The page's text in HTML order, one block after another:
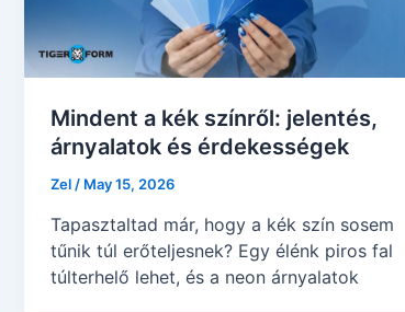
Mindent a kék színről: jelentés,
árnyalatok és érdekességek
Zel/ May 15, 2026
Tapasztaltad már, hogy a kék szín sosem
tűnik túl erőteljesnek? Egy élénk piros fal
túlterhelő lehet, és a neon árnyalatok